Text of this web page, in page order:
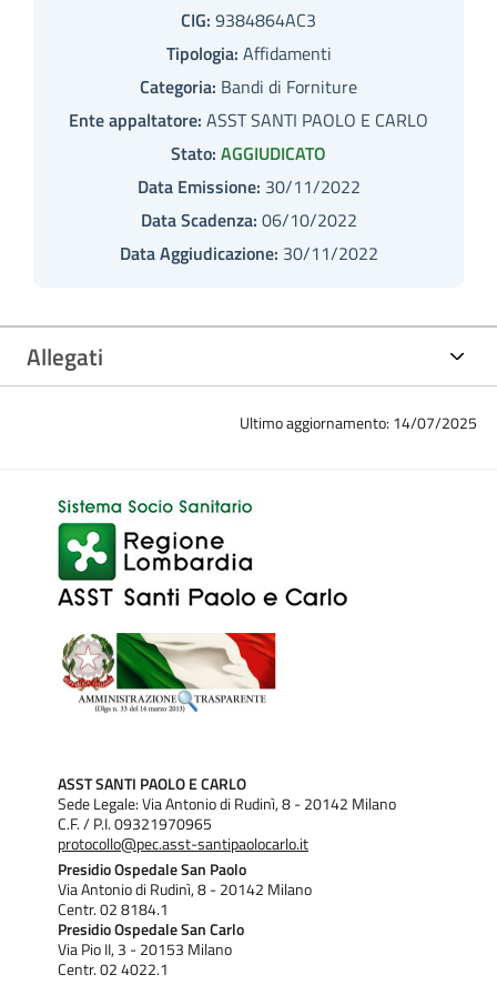
CIG: 9384864AC3
Tipologia: Affidamenti
Categoria: Bandi di Forniture
Ente appaltatore: ASST SANTI PAOLO E CARLO
Stato: AGGIUDICATO
Data Emissione: 30/11/2022
Data Scadenza: 06/10/2022
Data Aggiudicazione: 30/11/2022
Allegati
Ultimo aggiornamento: 14/07/2025
ASST SANTI PAOLO E CARLO
Sede Legale: Via Antonio di Rudinì, 8 - 20142 Milano
C.F. / P.I. 09321970965
protocollo@pec.asst-santipaolocarlo.it
Presidio Ospedale San Paolo
Via Antonio di Rudinì, 8 - 20142 Milano
Centr. 02 8184.1
Presidio Ospedale San Carlo
Via Pio II, 3 - 20153 Milano
Centr. 02 4022.1